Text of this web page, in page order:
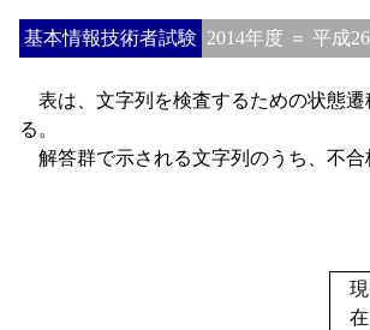
基本情報技術者試験 2014年度 ＝ 平成
表は、文字列を検査するための状態遷
る。
解答群で示される文字列のうち、不
現
在